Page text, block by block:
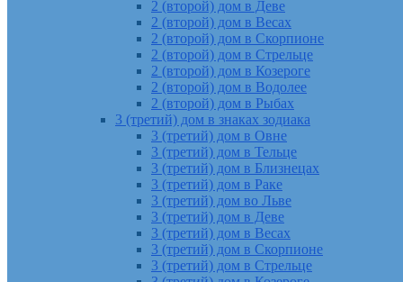
2 (второй) дом в Деве
2 (второй) дом в Весах
2 (второй) дом в Скорпионе
2 (второй) дом в Стрельце
2 (второй) дом в Козероге
2 (второй) дом в Водолее
2 (второй) дом в Рыбах
3 (третий) дом в знаках зодиака
3 (третий) дом в Овне
3 (третий) дом в Тельце
3 (третий) дом в Близнецах
3 (третий) дом в Раке
3 (третий) дом во Льве
3 (третий) дом в Деве
3 (третий) дом в Весах
3 (третий) дом в Скорпионе
3 (третий) дом в Стрельце